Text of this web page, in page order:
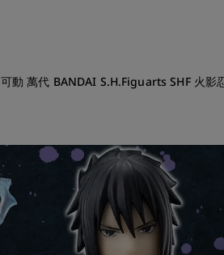
可動 萬代 BANDAI S.H.Figuarts SHF 火